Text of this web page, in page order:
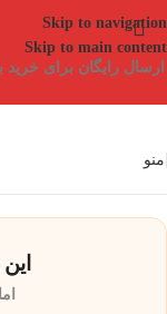
Skip to navigation
Skip to main content
منو